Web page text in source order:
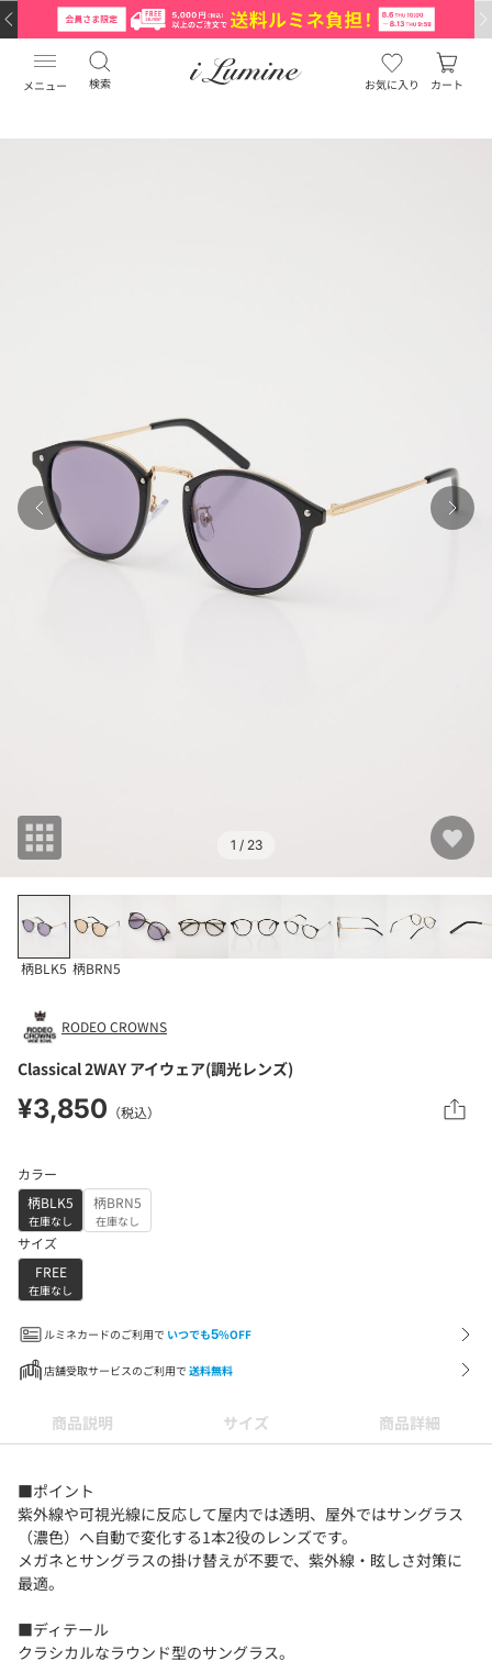
メニュー 検索 お気に入り カート
1 / 23
柄BLK5 柄BRN5
RODEO CROWNS
Classical 2WAY アイウェア(調光レンズ)
¥3,850 （税込）
カラー
柄BLK5
在庫なし
柄BRN5
在庫なし
サイズ
FREE
在庫なし
ルミネカードのご利用で いつでも5%OFF
店舗受取サービスのご利用で 送料無料
商品説明 サイズ 商品詳細
■ポイント
紫外線や可視光線に反応して屋内では透明、屋外ではサングラス
（濃色）へ自動で変化する1本2役のレンズです。
メガネとサングラスの掛け替えが不要で、紫外線・眩しさ対策に
最適。
■ディテール
クラシカルなラウンド型のサングラス。